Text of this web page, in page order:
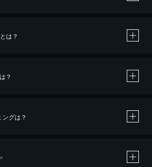
は？
クレジットカード決済による作品の購入 / レンタルです。
？
グは？